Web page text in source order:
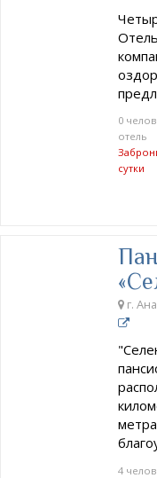
0
отель
сутки
г.
4